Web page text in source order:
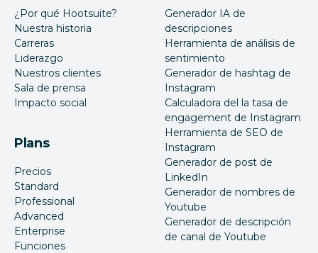
¿Por qué Hootsuite?
Nuestra historia
Carreras
Liderazgo
Nuestros clientes
Sala de prensa
Impacto social
Plans
Precios
Standard
Professional
Advanced
Enterprise
Funciones
Generador IA de
descripciones
Herramienta de análisis de
sentimiento
Generador de hashtag de
Instagram
Calculadora del la tasa de
engagement de Instagram
Herramienta de SEO de
Instagram
Generador de post de
LinkedIn
Generador de nombres de
Youtube
Generador de descripción
de canal de Youtube